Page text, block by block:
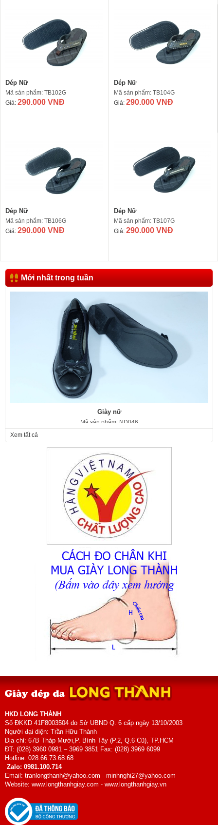
Dép Nữ
Mã sản phẩm: TB102G
Giá: 290.000 VNĐ
Dép Nữ
Mã sản phẩm: TB104G
Giá: 290.000 VNĐ
Dép Nữ
Mã sản phẩm: TB106G
Giá: 290.000 VNĐ
Dép Nữ
Mã sản phẩm: TB107G
Giá: 290.000 VNĐ
Mới nhất trong tuần
Giày nữ
Mã sản phẩm: ND046
Xem tất cả
HKD LONG THÀNH
Số ĐKKD 41F8003504 do Sở UBND Q. 6 cấp ngày 13/10/2003
Người đại diện: Trần Hữu Thành
Địa chỉ: 67B Tháp Mười,P. Bình Tây (P.2, Q.6 Cũ), TP.HCM
ĐT: (028) 3960 0981 – 3969 3851 Fax: (028) 3969 6099
Hotline: 028.66.73.68.68
Zalo: 0981.100.714
Email: tranlongthanh@yahoo.com - minhnghi27@yahoo.com
Website: www.longthanhgiay.com - www.longthanhgiay.vn